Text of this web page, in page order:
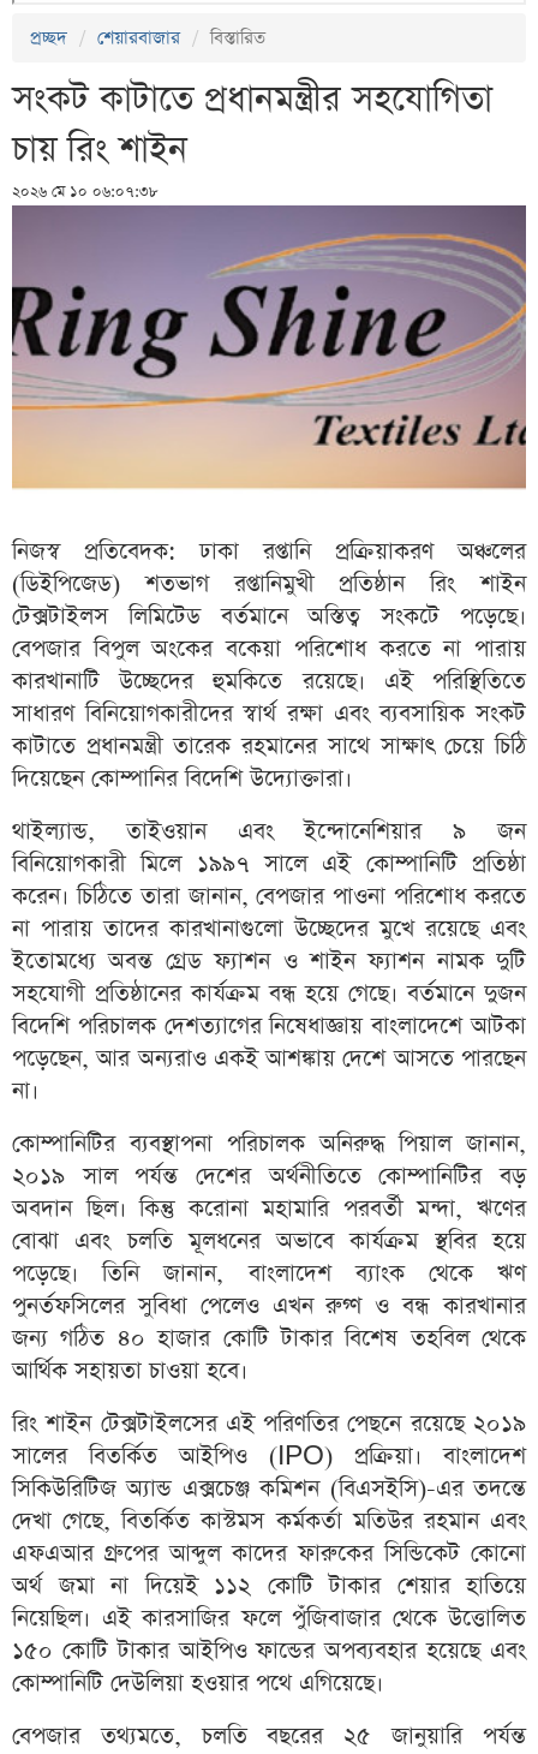
প্রচ্ছদ শেয়ারবাজার বিস্তারিত
সংকট কাটাতে প্রধানমন্ত্রীর সহযোগিতা
চায় রিং শাইন
২০২৬ মে ১০ ০৬:০৭:৩৮
নিজস্ব প্রতিবেদক: ঢাকা রপ্তানি প্রক্রিয়াকরণ অঞ্চলের
(ডিইপিজেড) শতভাগ রপ্তানিমুখী প্রতিষ্ঠান রিং শাইন
টেক্সটাইলস লিমিটেড বর্তমানে অস্তিত্ব সংকটে পড়েছে।
বেপজার বিপুল অংকের বকেয়া পরিশোধ করতে না পারায়
কারখানাটি উচ্ছেদের হুমকিতে রয়েছে। এই পরিস্থিতিতে
সাধারণ বিনিয়োগকারীদের স্বার্থ রক্ষা এবং ব্যবসায়িক সংকট
কাটাতে প্রধানমন্ত্রী তারেক রহমানের সাথে সাক্ষাৎ চেয়ে চিঠি
দিয়েছেন কোম্পানির বিদেশি উদ্যোক্তারা।
থাইল্যান্ড, তাইওয়ান এবং ইন্দোনেশিয়ার ৯ জন
বিনিয়োগকারী মিলে ১৯৯৭ সালে এই কোম্পানিটি প্রতিষ্ঠা
করেন। চিঠিতে তারা জানান, বেপজার পাওনা পরিশোধ করতে
না পারায় তাদের কারখানাগুলো উচ্ছেদের মুখে রয়েছে এবং
ইতোমধ্যে অবন্ত গ্রেড ফ্যাশন ও শাইন ফ্যাশন নামক দুটি
সহযোগী প্রতিষ্ঠানের কার্যক্রম বন্ধ হয়ে গেছে। বর্তমানে দুজন
বিদেশি পরিচালক দেশত্যাগের নিষেধাজ্ঞায় বাংলাদেশে আটকা
পড়েছেন, আর অন্যরাও একই আশঙ্কায় দেশে আসতে পারছেন
না।
কোম্পানিটির ব্যবস্থাপনা পরিচালক অনিরুদ্ধ পিয়াল জানান,
২০১৯ সাল পর্যন্ত দেশের অর্থনীতিতে কোম্পানিটির বড়
অবদান ছিল। কিন্তু করোনা মহামারি পরবর্তী মন্দা, ঋণের
বোঝা এবং চলতি মূলধনের অভাবে কার্যক্রম স্থবির হয়ে
পড়েছে। তিনি জানান, বাংলাদেশ ব্যাংক থেকে ঋণ
পুনর্তফসিলের সুবিধা পেলেও এখন রুগ্ণ ও বন্ধ কারখানার
জন্য গঠিত ৪০ হাজার কোটি টাকার বিশেষ তহবিল থেকে
আর্থিক সহায়তা চাওয়া হবে।
রিং শাইন টেক্সটাইলসের এই পরিণতির পেছনে রয়েছে ২০১৯
সালের বিতর্কিত আইপিও (IPO) প্রক্রিয়া। বাংলাদেশ
সিকিউরিটিজ অ্যান্ড এক্সচেঞ্জ কমিশন (বিএসইসি)-এর তদন্তে
দেখা গেছে, বিতর্কিত কাস্টমস কর্মকর্তা মতিউর রহমান এবং
এফএআর গ্রুপের আব্দুল কাদের ফারুকের সিন্ডিকেট কোনো
অর্থ জমা না দিয়েই ১১২ কোটি টাকার শেয়ার হাতিয়ে
নিয়েছিল। এই কারসাজির ফলে পুঁজিবাজার থেকে উত্তোলিত
১৫০ কোটি টাকার আইপিও ফান্ডের অপব্যবহার হয়েছে এবং
কোম্পানিটি দেউলিয়া হওয়ার পথে এগিয়েছে।
বেপজার তথ্যমতে, চলতি বছরের ২৫ জানুয়ারি পর্যন্ত